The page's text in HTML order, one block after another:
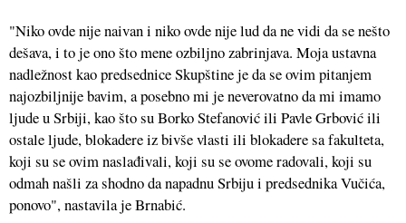
"Niko ovde nije naivan i niko ovde nije lud da ne vidi da se nešto
dešava, i to je ono što mene ozbiljno zabrinjava. Moja ustavna
nadležnost kao predsednice Skupštine je da se ovim pitanjem
najozbiljnije bavim, a posebno mi je neverovatno da mi imamo
ljude u Srbiji, kao što su Borko Stefanović ili Pavle Grbović ili
ostale ljude, blokadere iz bivše vlasti ili blokadere sa fakulteta,
koji su se ovim naslađivali, koji su se ovome radovali, koji su
odmah našli za shodno da napadnu Srbiju i predsednika Vučića,
ponovo", nastavila je Brnabić.